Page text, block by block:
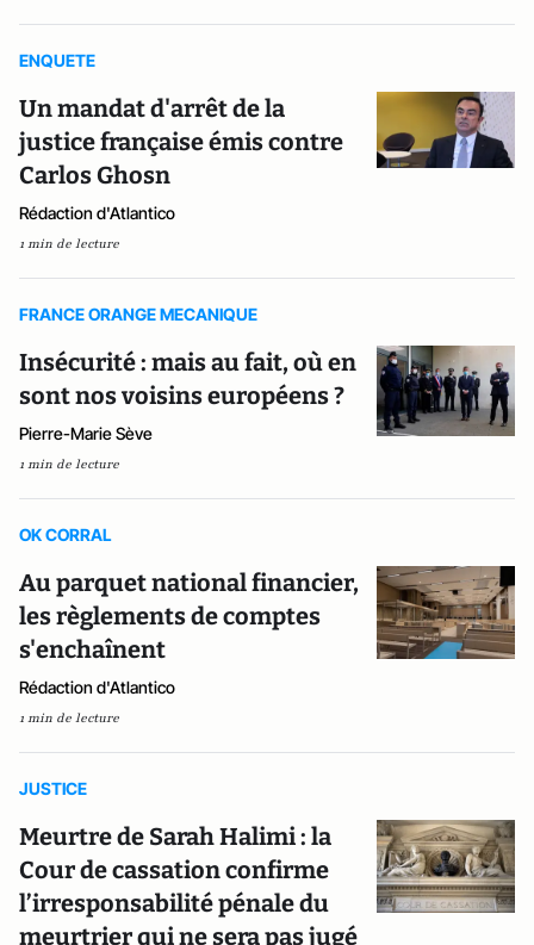
ENQUETE
Un mandat d'arrêt de la
justice française émis contre
Carlos Ghosn
Rédaction d'Atlantico
1 min de lecture
FRANCE ORANGE MECANIQUE
Insécurité : mais au fait, où en
sont nos voisins européens ?
Pierre-Marie Sève
1 min de lecture
OK CORRAL
Au parquet national financier,
les règlements de comptes
s'enchaînent
Rédaction d'Atlantico
1 min de lecture
JUSTICE
Meurtre de Sarah Halimi : la
Cour de cassation confirme
l’irresponsabilité pénale du
meurtrier qui ne sera pas jugé